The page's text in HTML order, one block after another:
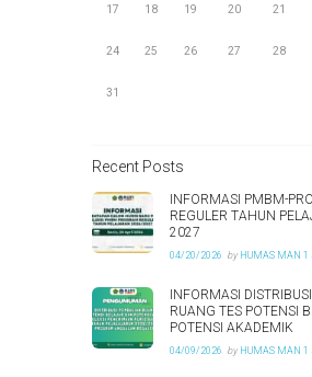
17 18 19 20 21
24 25 26 27 28
31
Recent Posts
INFORMASI PMBM-
REGULER TAHUN
2027
04/20/2026 by HUMAS MAN
INFORMASI
RUANG TES POTENSI
POTENSI AKADEMIK
04/09/2026 by HUMAS MAN